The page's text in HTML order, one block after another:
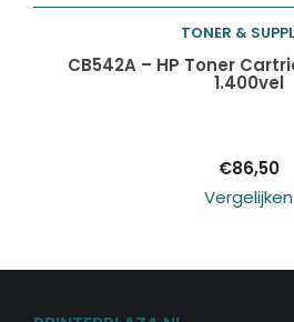
Toevoegen aan
TONER &
CB542A – HP Toner
1.400vel
€86,50
Vergelijken